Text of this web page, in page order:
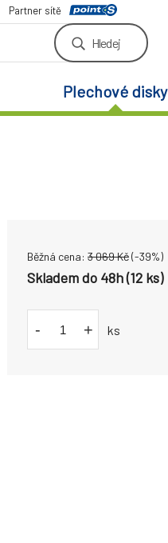
Partner sítě
Hledej
Plechové disky
Běžná cena: 3 069Kč(-39%)
Skladem do 48h (12 ks)
- + ks